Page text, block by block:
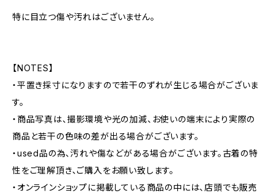
特に目立つ傷や汚れはございません。
【NOTES】
・平置き採寸になりますので若干のずれが生じる場合がございま
す。
・商品写真は、撮影環境や光の加減、お使いの端末により実際の
商品と若干の色味の差が出る場合がございます。
・used品の為、汚れや傷などがある場合がございます。古着の特
性をご理解頂き、ご購入をお願い致します。
・オンラインショップに掲載している商品の中には、店頭でも販売